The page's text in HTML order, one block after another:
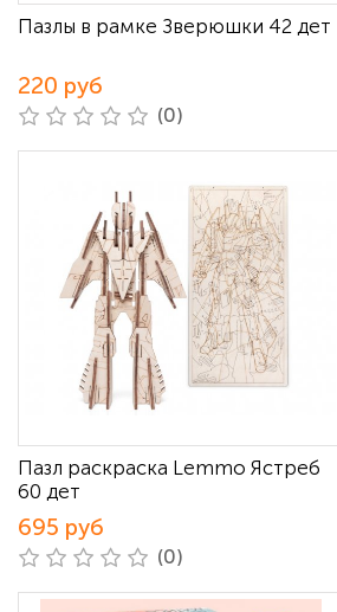
Пазлы в рамке Зверюшки 42 дет
220 руб
(0)
Пазл раскраска Lemmo Ястреб
60 дет
695 руб
(0)